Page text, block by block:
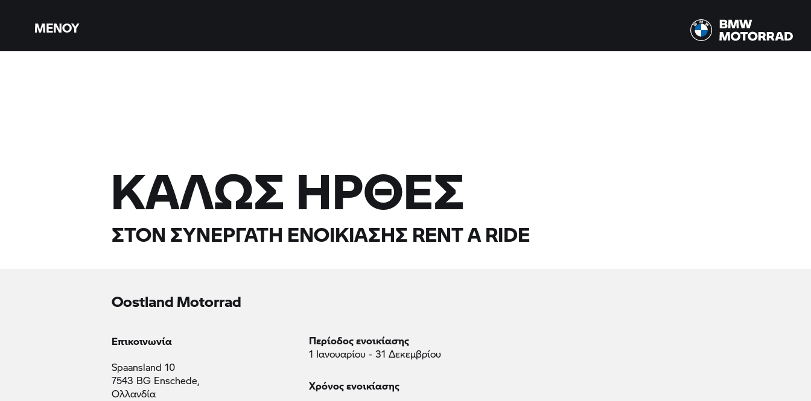
ΜΕΝΟΎ
ΚΑΛΏΣ ΉΡΘΕΣ
ΣΤΟΝ ΣΥΝΕΡΓΆΤΗ ΕΝΟΙΚΊΑΣΗΣ RENT A RIDE
Oostland Motorrad
Επικοινωνία
Spaansland 10
7543 BG Enschede,
Ολλανδία
Περίοδος ενοικίασης
1 Ιανουαρίου - 31 Δεκεμβρίου
Χρόνος ενοικίασης